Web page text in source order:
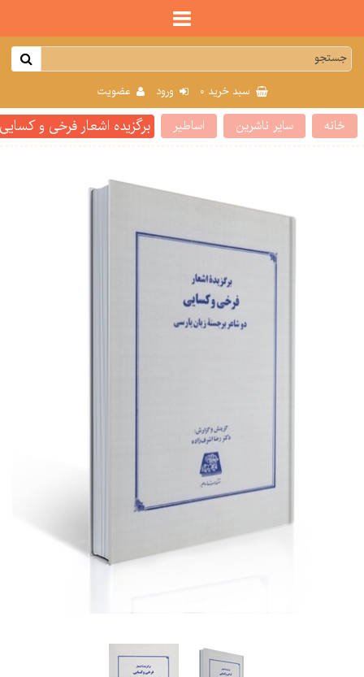
سبد خرید 0 ورود عضویت
خانه سایر ناشرین اساطیر برگزیده اشعار فرخی و